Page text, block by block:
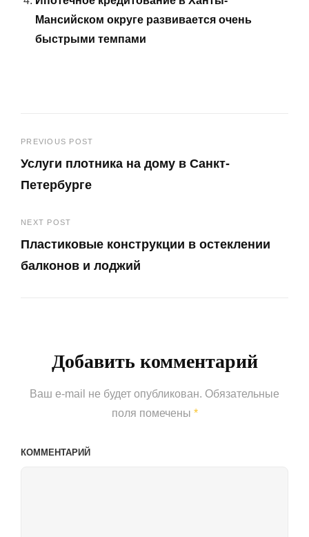
Мансийском округе развивается очень
быстрыми темпами
Навигация
по
PREVIOUS POST
Услуги плотника на дому в Санкт-
Петербурге
Post
NEXT POST
Пластиковые конструкции в остеклении
балконов и лоджий
Добавить комментарий
Ваш e-mail не будет опубликован. Обязательные
поля помечены *
КОММЕНТАРИЙ